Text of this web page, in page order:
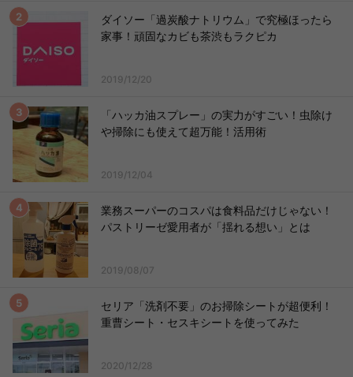
ダイソー「過炭酸ナトリウム」で究極ほったら
家事！頑固なカビも茶渋もラクピカ
2019/12/20
「ハッカ油スプレー」の実力がすごい！虫除け
や掃除にも使えて超万能！活用術
2019/12/04
業務スーパーのコスパは食料品だけじゃない！
パストリーゼ愛用者が「揺れる想い」とは
2019/08/07
セリア「洗剤不要」のお掃除シートが超便利！
重曹シート・セスキシートを使ってみた
2020/12/28